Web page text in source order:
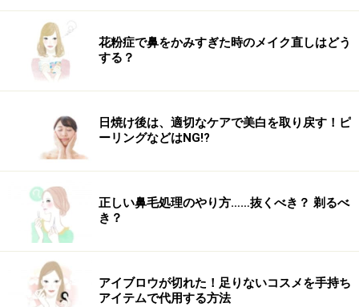
花粉症で鼻をかみすぎた時のメイク直しはどう
する？
日焼け後は、適切なケアで美白を取り戻す！ピ
ーリングなどはNG!?
正しい鼻毛処理のやり方……抜くべき？ 剃るべ
き？
アイブロウが切れた！足りないコスメを手持ち
アイテムで代用する方法